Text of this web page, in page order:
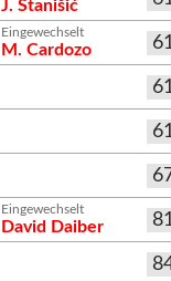
J. Stanišić
Eingewechselt
M. Cardozo
Eingewechselt
David Daiber